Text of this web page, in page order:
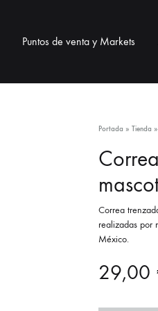
Puntos de venta y Markets
Portada » Tienda »
Correa
realizadas por
México.
29,00